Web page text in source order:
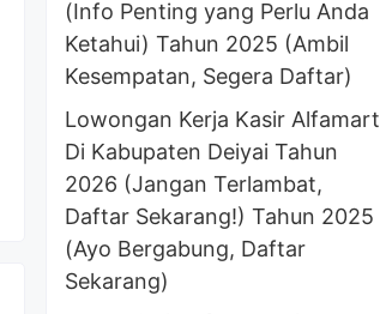
(Info Penting yang Perlu Anda
Ketahui) Tahun 2025 (Ambil
Kesempatan, Segera Daftar)
Lowongan Kerja Kasir Alfamart
Di Kabupaten Deiyai Tahun
2026 (Jangan Terlambat,
Daftar Sekarang!) Tahun 2025
(Ayo Bergabung, Daftar
Sekarang)